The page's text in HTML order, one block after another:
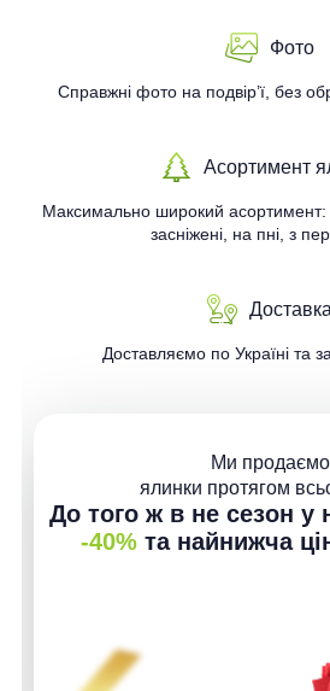
Фото
Справжні фото на подвір’ї, без
Асортимент
Максимально широкий асортимент:
засніжені, на пні, з
Доставляємо по Україні та
Ми продаємо
ялинки протягом
До того ж в не сезон у
-40%та найнижча